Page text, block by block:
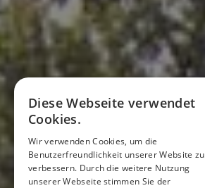
Diese Webseite verwendet
Cookies.
Wir verwenden Cookies, um die
Benutzerfreundlichkeit unserer Website zu
verbessern. Durch die weitere Nutzung
unserer Webseite stimmen Sie der